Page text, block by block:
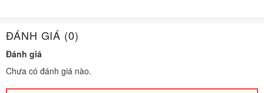
ĐÁNH GIÁ (0)
Đánh giá
Chưa có đánh giá nào.